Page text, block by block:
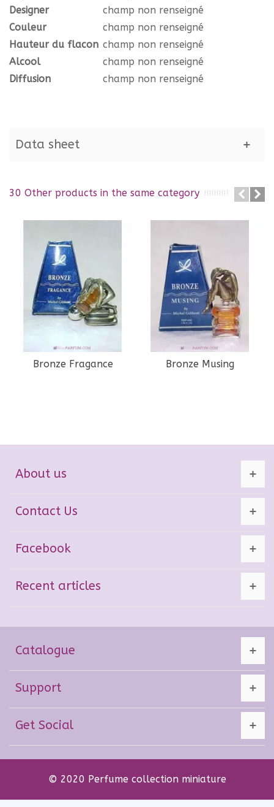
Designer
champ non renseigné
Couleur
champ non renseigné
Hauteur du flacon champ non renseigné
Alcool
champ non renseigné
Diffusion
champ non renseigné
Data sheet
30 Other products in the same category
Bronze Fragance Bronze Musing
About us
Contact Us
Facebook
Recent articles
Catalogue
Support
Get Social
© 2020 Perfume collection miniature